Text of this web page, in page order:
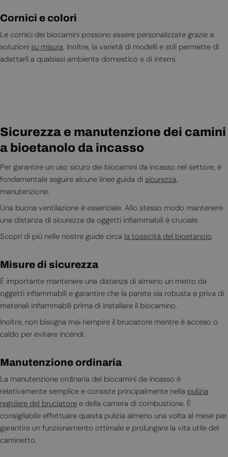
Cornici e colori
Le cornici dei biocamini possono essere personalizzate grazie a
soluzioni su misura. Inoltre, la varietà di modelli e stili permette di
adattarli a qualsiasi ambiente domestico e di interni.
Sicurezza e manutenzione dei camini
a bioetanolo da incasso
Per garantire un uso sicuro dei biocamini da incasso nel settore, è
fondamentale seguire alcune linee guida di sicurezza,
manutenzione.
Una buona ventilazione è essenziale. Allo stesso modo mantenere
una distanza di sicurezza da oggetti infiammabili è cruciale.
Scopri di più nelle nostre guide circa la tossicità del bioetanolo.
Misure di sicurezza
È importante mantenere una distanza di almeno un metro da
oggetti infiammabili e garantire che la parete sia robusta e priva di
materiali infiammabili prima di installare il biocamino.
Inoltre, non bisogna mai riempire il bruciatore mentre è acceso o
caldo per evitare incendi.
Manutenzione ordinaria
La manutenzione ordinaria dei biocamini da incasso è
relativamente semplice e consiste principalmente nella pulizia
regolare del bruciatore e della camera di combustione. È
consigliabile effettuare questa pulizia almeno una volta al mese per
garantire un funzionamento ottimale e prolungare la vita utile del
caminetto.